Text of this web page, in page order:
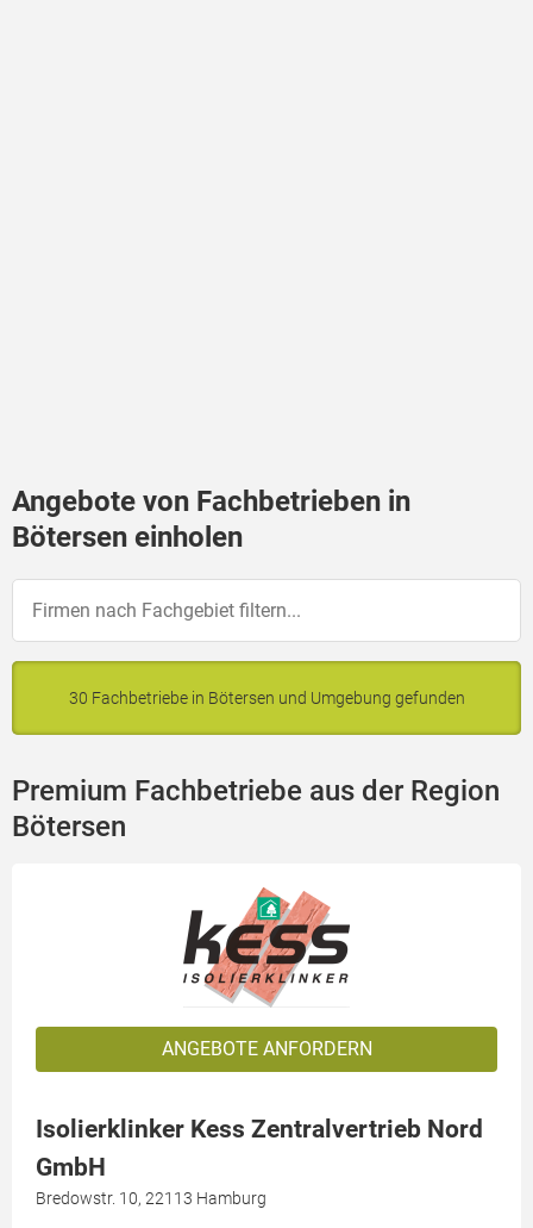
Angebote von Fachbetrieben in
Bötersen einholen
30 Fachbetriebe in Bötersen und Umgebung gefunden
Premium Fachbetriebe aus der Region
Bötersen
ANGEBOTE ANFORDERN
Isolierklinker Kess Zentralvertrieb Nord
GmbH
Bredowstr. 10, 22113 Hamburg